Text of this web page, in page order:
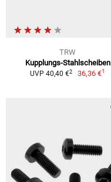
TRW
Kupplungs-Stahlscheiben
UVP 40,40 €2 36,36 €1